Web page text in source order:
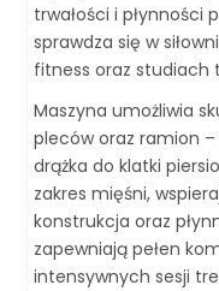
trwałości i płynności
sprawdza się w
fitness oraz studiach
Maszyna umożliwia
pleców oraz ramion
drążka do klatki
zakres mięśni,
konstrukcja oraz
zapewniają pełen
intensywnych sesji